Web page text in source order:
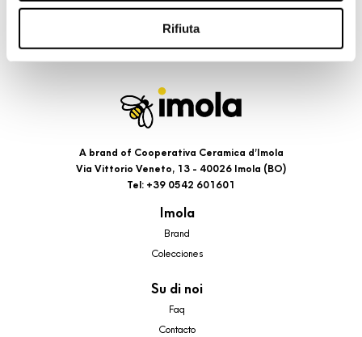
riportati. Puoi avere maggiori dettagli visionando
l’Informativa estesa cookie. La chiusura del presente
banner comporterà il permanere dei soli cookie tecnici ed
comunque modificare le tue scelte in qualsiasi momento,
accedendo al link presente nel footer.
Rifiuta
A brand of Cooperativa Ceramica d’Imola
Via Vittorio Veneto, 13 - 40026 Imola (BO)
Tel: +39 0542 601601
Imola
Brand
Colecciones
Su di noi
Faq
Contacto